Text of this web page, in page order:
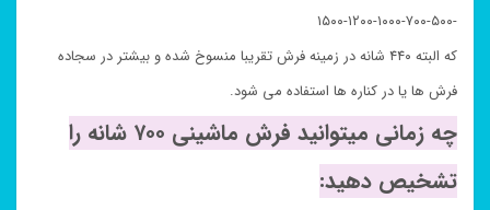
-۵۰۰-۷۰۰-۱۰۰۰-۱۲۰۰-۱۵۰۰
که البته ۴۴۰ شانه در زمینه فرش تقریبا منسوخ شده و بیشتر در سجاده
فرش ها یا در کناره ها استفاده می شود.
چه زمانی میتوانید فرش ماشینی ۷۰۰ شانه را
تشخیص دهید: